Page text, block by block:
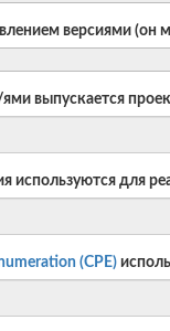
версиями (он
выпускается
используются для
(CPE)